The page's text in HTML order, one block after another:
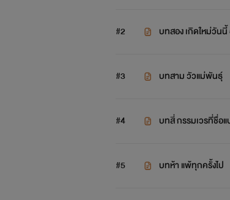
#2 บทสอง เกิดใหม่วัน
#3 บทสาม วัวแม่พันธุ์
#4 บทสี่ กรรมเวรที่ชื่
#5 บทห้า แพ้ทุกครั้งไป